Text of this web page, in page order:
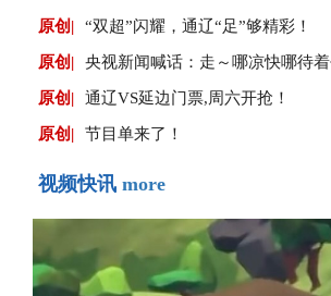
原创| “双超”闪耀，通辽“足”够精彩！
原创| 央视新闻喊话：走～哪凉快哪待着
原创| 通辽VS延边门票,周六开抢！
原创| 节目单来了！
视频快讯 more